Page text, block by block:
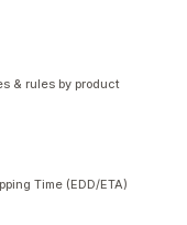
& rules by product
Time (EDD/ETA)